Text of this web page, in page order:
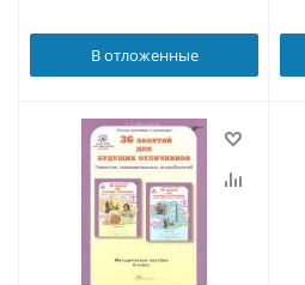
В отложенные